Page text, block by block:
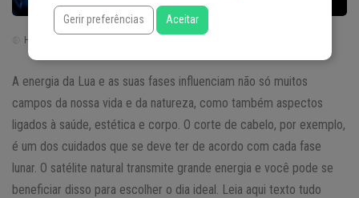
Horário de Brasília | Brasil (GTM -3)
A energia da Lua e as suas fases influenciam não só muitos
campos da nossa vida e da natureza, como também aspectos
ligados à saúde, estética e corpo. O corte de cabelo, por exemplo,
é um dos cuidados que se deve ter de acordo com cada fase
lunar. O satélite natural transmite grande energia e você pode se
beneficiar disso para escolher o dia ideal. Leia aqui texto tudo
Gerir preferências Aceitar